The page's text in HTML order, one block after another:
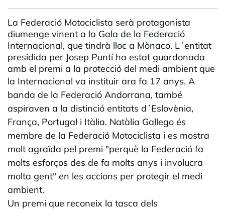
La Federació Motociclista serà protagonista
diumenge vinent a la Gala de la Federació
Internacional, que tindrà lloc a Mònaco. L´entitat
presidida per Josep Puntí ha estat guardonada
amb el premi a la protecció del medi ambient que
la Internacional va instituir ara fa 17 anys. A
banda de la Federació Andorrana, també
aspiraven a la distinció entitats d´Eslovènia,
França, Portugal i Itàlia. Natàlia Gallego és
membre de la Federació Motociclista i es mostra
molt agraïda pel premi "perquè la Federació fa
molts esforços des de fa molts anys i involucra
molta gent" en les accions per protegir el medi
ambient.
Un premi que reconeix la tasca dels